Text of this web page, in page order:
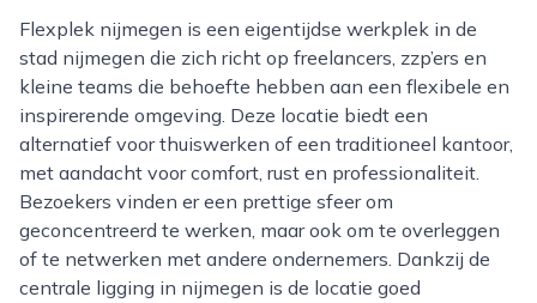
Flexplek nijmegen is een eigentijdse werkplek in de
stad nijmegen die zich richt op freelancers, zzp’ers en
kleine teams die behoefte hebben aan een flexibele en
inspirerende omgeving. Deze locatie biedt een
alternatief voor thuiswerken of een traditioneel kantoor,
met aandacht voor comfort, rust en professionaliteit.
Bezoekers vinden er een prettige sfeer om
geconcentreerd te werken, maar ook om te overleggen
of te netwerken met andere ondernemers. Dankzij de
centrale ligging in nijmegen is de locatie goed